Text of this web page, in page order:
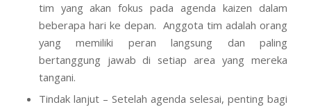
tim yang akan fokus pada agenda kaizen dalam
beberapa hari ke depan. Anggota tim adalah orang
yang memiliki peran langsung dan paling
bertanggung jawab di setiap area yang mereka
tangani.
Tindak lanjut – Setelah agenda selesai, penting bagi